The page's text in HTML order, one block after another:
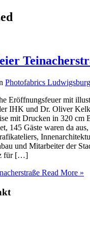
Photofabrics Ludwigsburg
Eröffnungsfeuer mit
IHK und Dr. Oliver
mit Drucken in 320 cm
145 Gäste waren da
und Mitarbeiter der
für […]
Read More »